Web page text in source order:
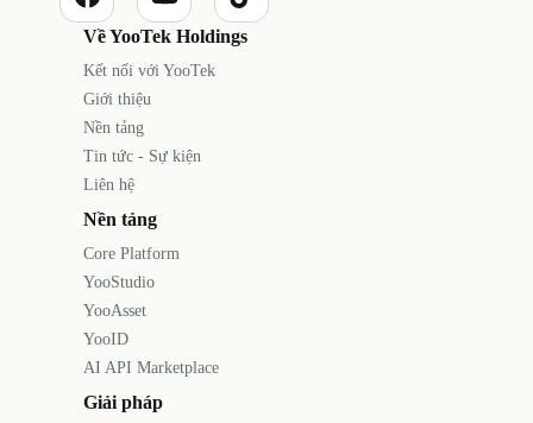
Về YooTek Holdings
Kết nối với YooTek
Giới thiệu
Nền tảng
Tin tức - Sự kiện
Liên hệ
Nền tảng
Core Platform
YooStudio
YooAsset
YooID
AI API Marketplace
Giải pháp